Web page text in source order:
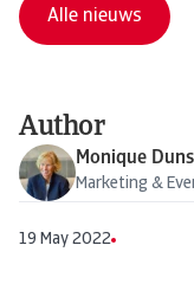
Alle nieuws
Author
Monique Duns
Marketing &
19 May 2022